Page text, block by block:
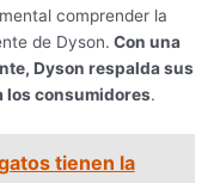
comprender la
de Dyson. Con una
Dyson respalda sus
consumidores.
tienen la